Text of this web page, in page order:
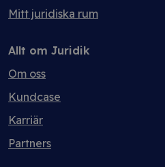
Mitt juridiska rum
Allt om Juridik
Om oss
Kundcase
Karriär
Partners